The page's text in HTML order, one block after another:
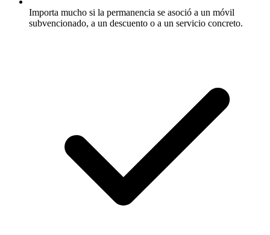
Importa mucho si la permanencia se asoció a un móvil
subvencionado, a un descuento o a un servicio concreto.